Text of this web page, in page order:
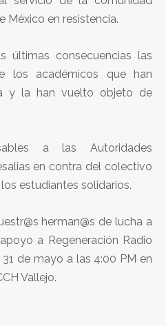
México en resistencia.
últimas consecuencias las
los académicos que han
y la han vuelto objeto de
a las Autoridades
en contra del colectivo
estudiantes solidarios.
herman@s de lucha a
a Regeneración Radio
de mayo a las 4:00 PM en
Vallejo.